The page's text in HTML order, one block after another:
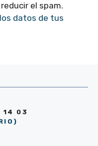
el spam.
datos de tus
03